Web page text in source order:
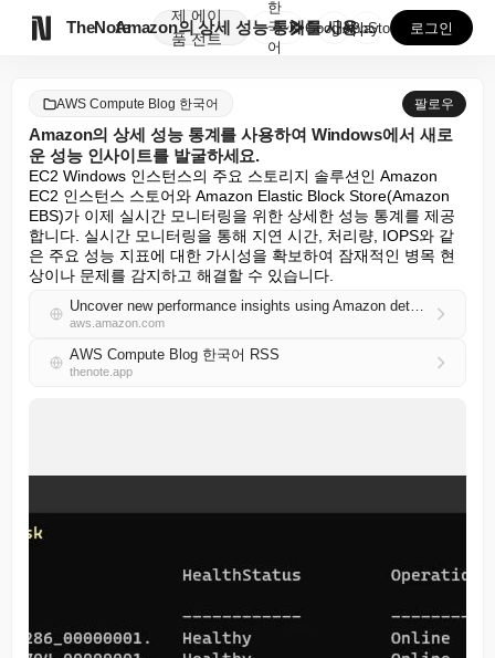
TheNote
제
품
에이
전트
Amazon의 상세 성능 통계를 사용하여 Windows...
한
국
어
GooglePlay
AppStore 로그인
AWS Compute Blog 한국어 팔로우
Amazon의 상세 성능 통계를 사용하여 Windows에서 새로
운 성능 인사이트를 발굴하세요.
EC2 Windows 인스턴스의 주요 스토리지 솔루션인 Amazon
EC2 인스턴스 스토어와 Amazon Elastic Block Store(Amazon
EBS)가 이제 실시간 모니터링을 위한 상세한 성능 통계를 제공
합니다. 실시간 모니터링을 통해 지연 시간, 처리량, IOPS와 같
은 주요 성능 지표에 대한 가시성을 확보하여 잠재적인 병목 현
상이나 문제를 감지하고 해결할 수 있습니다.
Uncover new performance insights using Amazon detailed performance statistics on Windows
aws.amazon.com
AWS Compute Blog 한국어 RSS
thenote.app